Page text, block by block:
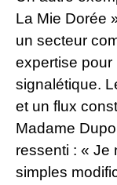
La Mie Dorée
un secteur
expertise pour
signalétique.
et un flux
Madame
ressenti : « Je
simples